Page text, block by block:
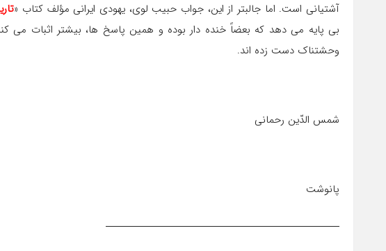
آشتياني است. اما جالبتر از اين، جواب حبيب لوي، يهودي ايراني مؤلف كتاب «
بي پايه می دهد كه بعضاً خنده دار بوده و همين پاسخ ها، بيشتر اثبات می
وحشتناك دست زده اند.
شمس الدّين رحماني
پانوشت
ــــــــــــــــــــــــــــــــــــــــــــــــــــــــ